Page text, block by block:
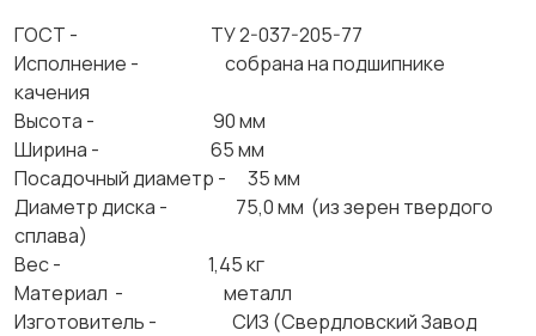
ГОСТ - ТУ 2-037-205-77
Исполнение - собрана на подшипнике
качения
Высота - 90 мм
Ширина - 65 мм
Посадочный диаметр - 35 мм
Диаметр диска - 75,0 мм (из зерен твердого
сплава)
Вес - 1,45 кг
Материал - металл
Изготовитель - СИЗ (Свердловский Завод